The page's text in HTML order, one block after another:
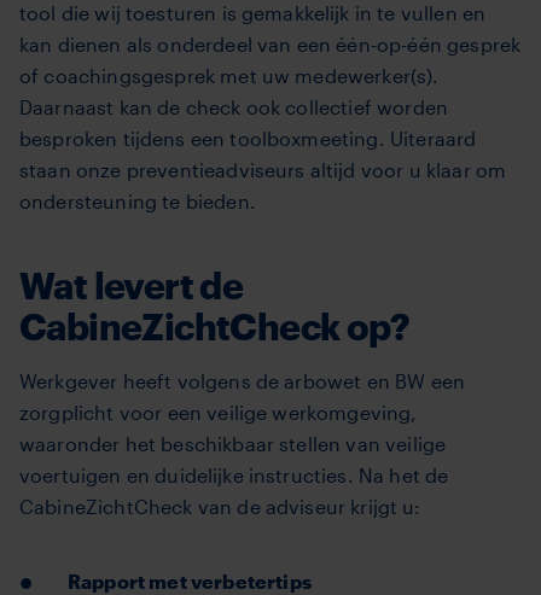
tool die wij toesturen is gemakkelijk in te vullen en
kan dienen als onderdeel van een één-op-één gesprek
of coachingsgesprek met uw medewerker(s).
Daarnaast kan de check ook collectief worden
besproken tijdens een toolboxmeeting. Uiteraard
staan onze preventieadviseurs altijd voor u klaar om
ondersteuning te bieden.
Wat levert de
CabineZichtCheck op?
Werkgever heeft volgens de arbowet en BW een
zorgplicht voor een veilige werkomgeving,
waaronder het beschikbaar stellen van veilige
voertuigen en duidelijke instructies. Na het de
CabineZichtCheck van de adviseur krijgt u:
Rapport met verbetertips